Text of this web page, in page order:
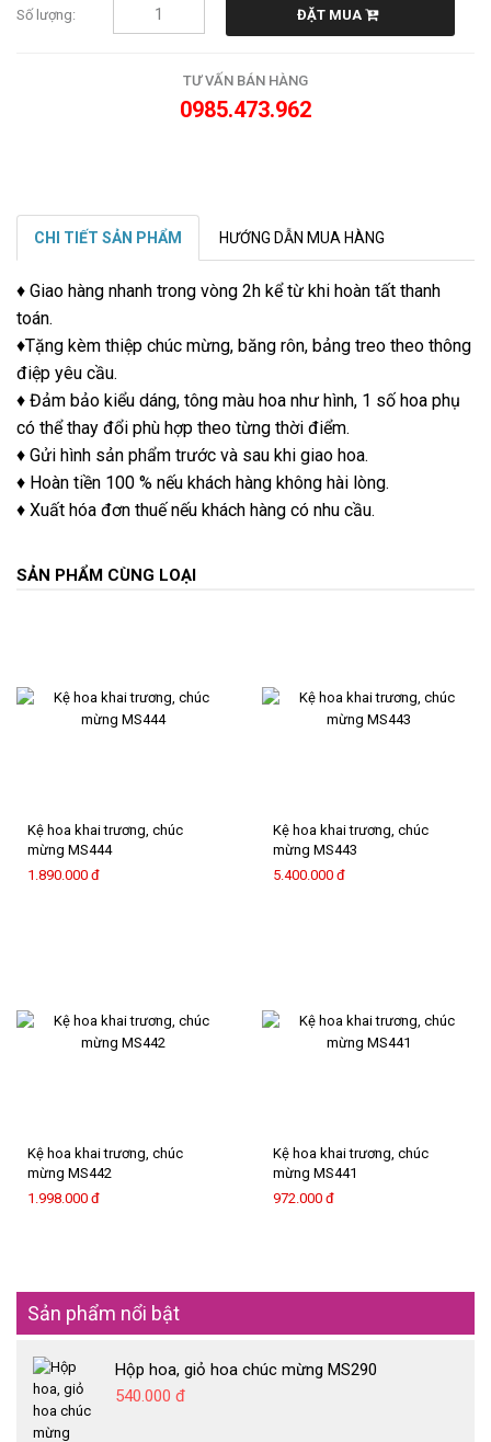
LIÊN
Số lượng: ĐẶT MUA
TƯ VẤN BÁN HÀNG
0985.473.962
CHI TIẾT SẢN PHẨM HƯỚNG DẪN MUA HÀNG
♦ Giao hàng nhanh trong vòng 2h kể từ khi hoàn tất thanh
toán.
♦Tặng kèm thiệp chúc mừng, băng rôn, bảng treo theo thông
điệp yêu cầu.
♦ Đảm bảo kiểu dáng, tông màu hoa như hình, 1 số hoa phụ
có thể thay đổi phù hợp theo từng thời điểm.
♦ Gửi hình sản phẩm trước và sau khi giao hoa.
♦ Hoàn tiền 100 % nếu khách hàng không hài lòng.
♦ Xuất hóa đơn thuế nếu khách hàng có nhu cầu.
SẢN PHẨM CÙNG LOẠI
Kệ hoa khai trương, chúc
mừng MS444
1.890.000 đ
Kệ hoa khai trương, chúc
mừng MS443
5.400.000 đ
Kệ hoa khai trương, chúc
mừng MS442
1.998.000 đ
Kệ hoa khai trương, chúc
mừng MS441
972.000 đ
Sản phẩm nổi bật
Hộp hoa, giỏ hoa chúc mừng MS290
540.000 đ